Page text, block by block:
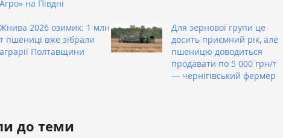
Агро» на Півдні
Жнива 2026 озимих: 1 млн
т пшениці вже зібрали
аграрії Полтавщини
Для зернової групи це
досить приємний рік, але
пшеницю доводиться
продавати по 5 000 грн/т
— чернігівський фермер
до теми